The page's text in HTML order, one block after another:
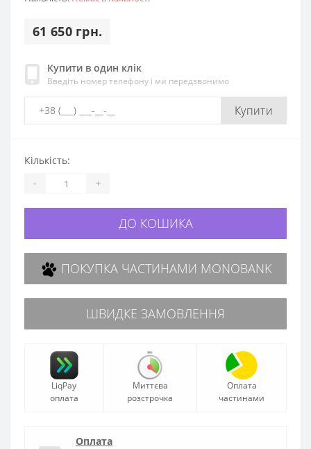
61 650 грн.
Купити в один клік
Введіть номер телефону і ми передзвонимо
Купити
Кількість:
- +
ДО КОШИКА
ПОКУПКА ЧАСТИНАМИ MONOBANK
ШВИДКЕ ЗАМОВЛЕННЯ
LiqPay
оплата
Миттєва
розстрочка
Оплата
частинами
Оплата